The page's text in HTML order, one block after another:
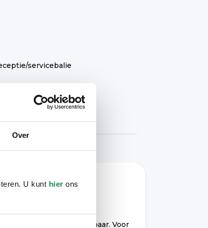
Over
U kunt hier ons
servicebalie
ook wonen in deze
zijn er enkele 2-
beschikbaar. Voor